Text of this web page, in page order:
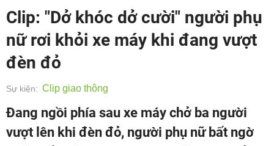
Clip: "Dở khóc dở cười" người phụ
nữ rơi khỏi xe máy khi đang vượt
đèn đỏ
Sự kiện: Clip giao thông
Đang ngồi phía sau xe máy chở ba người
vượt lên khi đèn đỏ, người phụ nữ bất ngờ